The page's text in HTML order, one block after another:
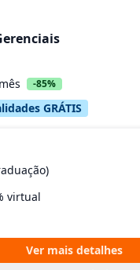
-85%
GRÁTIS
virtual
Ver mais detalhes